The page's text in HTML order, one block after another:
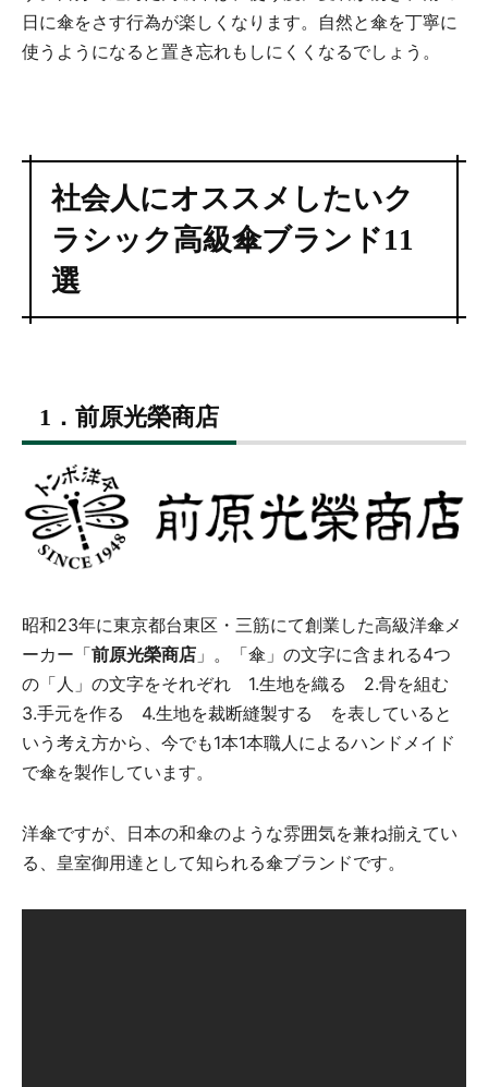
日に傘をさす行為が楽しくなります。自然と傘を丁寧に
使うようになると置き忘れもしにくくなるでしょう。
社会人にオススメしたいク
ラシック高級傘ブランド11
選
1．前原光榮商店
昭和23年に東京都台東区・三筋にて創業した高級洋傘メ
ーカー「前原光榮商店 」。「傘」の文字に含まれる4つ
の「人」の文字をそれぞれ 1.生地を織る 2.骨を組む
3.手元を作る 4.生地を裁断縫製する を表していると
いう考え方から、今でも1本1本職人によるハンドメイド
で傘を製作しています。
洋傘ですが、日本の和傘のような雰囲気を兼ね揃えてい
る、皇室御用達として知られる傘ブランドです。